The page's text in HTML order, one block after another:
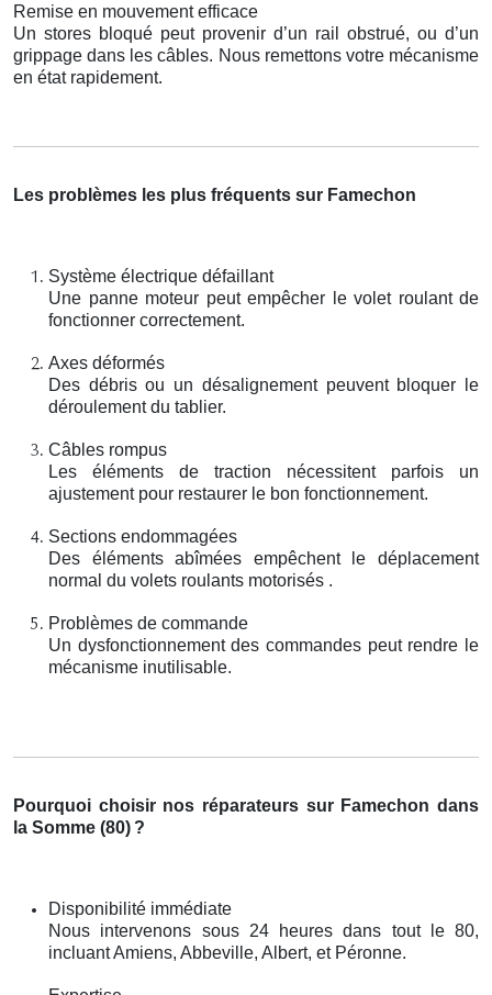
Remise en mouvement efficace
Un stores bloqué peut provenir d’un rail obstrué, ou d’un
grippage dans les câbles. Nous remettons votre mécanisme
en état rapidement.
Les problèmes les plus fréquents sur Famechon
Système électrique défaillant
Une panne moteur peut empêcher le volet roulant de
fonctionner correctement.
Axes déformés
Des débris ou un désalignement peuvent bloquer le
déroulement du tablier.
Câbles rompus
Les éléments de traction nécessitent parfois un
ajustement pour restaurer le bon fonctionnement.
Sections endommagées
Des éléments abîmées empêchent le déplacement
normal du volets roulants motorisés .
Problèmes de commande
Un dysfonctionnement des commandes peut rendre le
mécanisme inutilisable.
Pourquoi choisir nos réparateurs sur Famechon dans
la Somme (80) ?
Disponibilité immédiate
Nous intervenons sous 24 heures dans tout le 80,
incluant Amiens, Abbeville, Albert, et Péronne.